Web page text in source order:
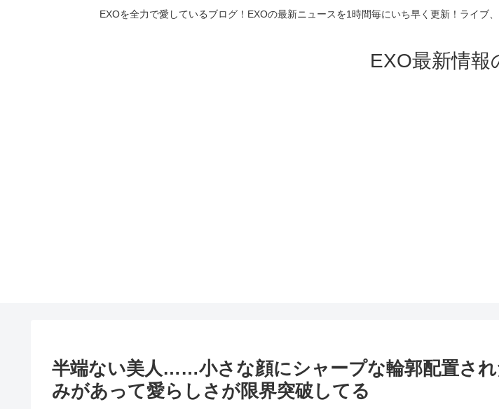
EXOを全力で愛しているブログ！EXOの最新ニュースを1時間毎にいち早く更新！ライブ
EXO最新情報
半端ない美人……小さな顔にシャープな輪郭配置さ
みがあって愛らしさが限界突破してる